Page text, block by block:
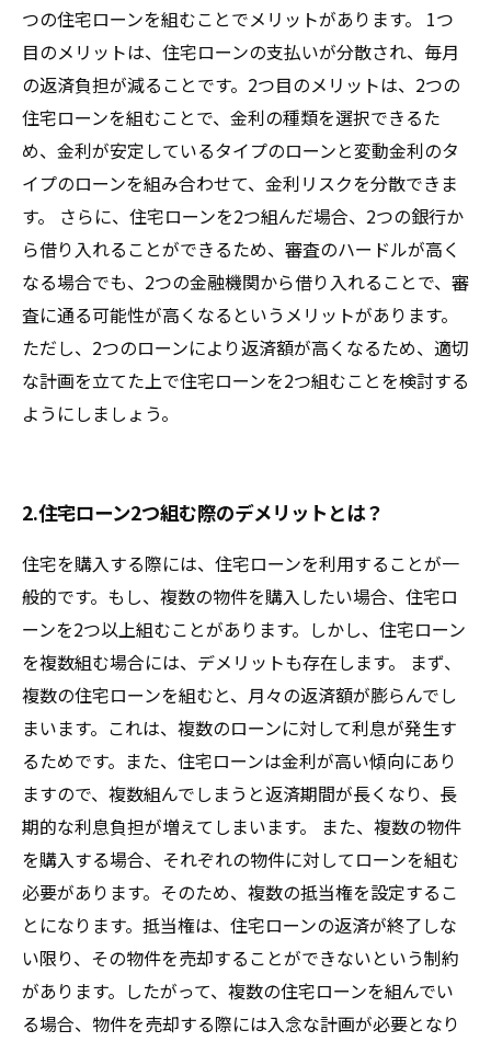
つの住宅ローンを組むことでメリットがあります。 1つ
目のメリットは、住宅ローンの支払いが分散され、毎月
の返済負担が減ることです。2つ目のメリットは、2つの
住宅ローンを組むことで、金利の種類を選択できるた
め、金利が安定しているタイプのローンと変動金利のタ
イプのローンを組み合わせて、金利リスクを分散できま
す。 さらに、住宅ローンを2つ組んだ場合、2つの銀行か
ら借り入れることができるため、審査のハードルが高く
なる場合でも、2つの金融機関から借り入れることで、審
査に通る可能性が高くなるというメリットがあります。
ただし、2つのローンにより返済額が高くなるため、適切
な計画を立てた上で住宅ローンを2つ組むことを検討する
ようにしましょう。
2.住宅ローン2つ組む際のデメリットとは？
住宅を購入する際には、住宅ローンを利用することが一
般的です。もし、複数の物件を購入したい場合、住宅ロ
ーンを2つ以上組むことがあります。しかし、住宅ローン
を複数組む場合には、デメリットも存在します。 まず、
複数の住宅ローンを組むと、月々の返済額が膨らんでし
まいます。これは、複数のローンに対して利息が発生す
るためです。また、住宅ローンは金利が高い傾向にあり
ますので、複数組んでしまうと返済期間が長くなり、長
期的な利息負担が増えてしまいます。 また、複数の物件
を購入する場合、それぞれの物件に対してローンを組む
必要があります。そのため、複数の抵当権を設定するこ
とになります。抵当権は、住宅ローンの返済が終了しな
い限り、その物件を売却することができないという制約
があります。したがって、複数の住宅ローンを組んでい
る場合、物件を売却する際には入念な計画が必要となり